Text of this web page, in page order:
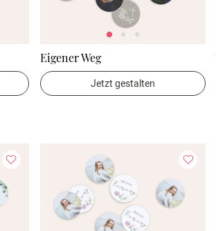
Eigener Weg
Jetzt gestalten